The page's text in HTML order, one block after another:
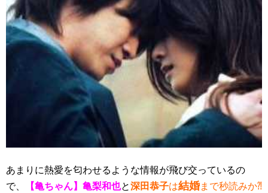
あまりに熱愛を匂わせるような情報が飛び交っているの
で、
【亀ちゃん】亀梨和也と深田恭子は結婚まで秒読みか⁈